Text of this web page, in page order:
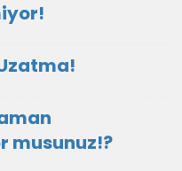
musunuz!?